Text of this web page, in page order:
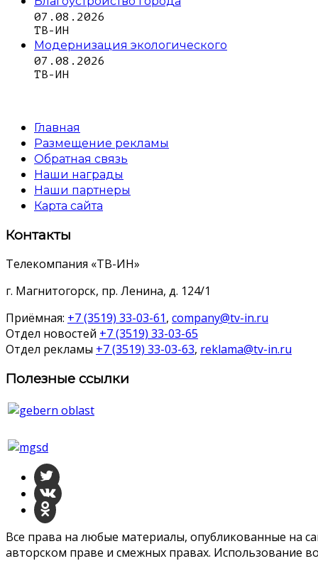
07.08.2026
ТВ-ИН
Модернизация экологического
07.08.2026
ТВ-ИН
Главная
Размещение рекламы
Обратная связь
Наши награды
Наши партнеры
Карта сайта
Контакты
Телекомпания «ТВ-ИН»
г. Магнитогорск, пр. Ленина, д. 124/1
Приёмная: +7 (3519) 33-03-61, company@tv-in.ru
Отдел новостей +7 (3519) 33-03-65
Отдел рекламы +7 (3519) 33-03-63, reklama@tv-in.ru
Полезные ссылки
Все права на любые материалы, опубликованные на
авторском праве и смежных правах. Использование